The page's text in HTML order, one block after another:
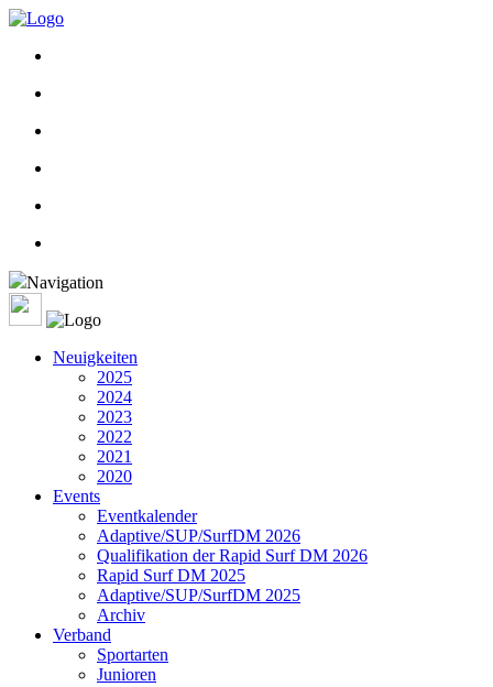
Navigation
Neuigkeiten
2025
2024
2023
2022
2021
2020
Events
Eventkalender
Adaptive/SUP/SurfDM 2026
Qualifikation der Rapid Surf DM 2026
Rapid Surf DM 2025
Adaptive/SUP/SurfDM 2025
Archiv
Verband
Sportarten
Junioren